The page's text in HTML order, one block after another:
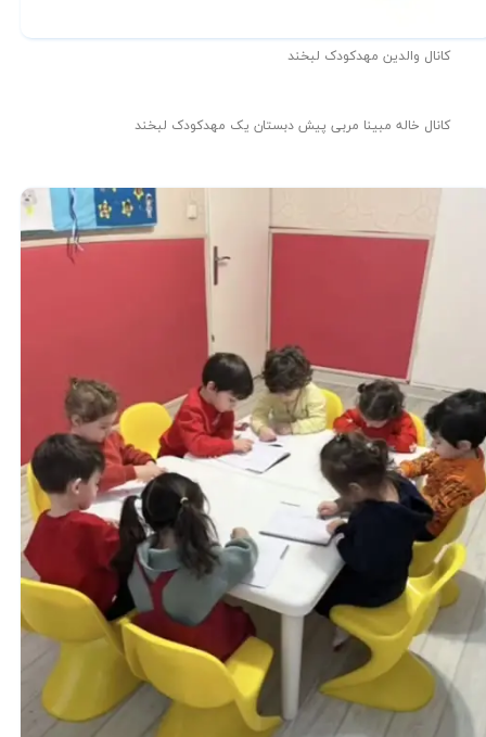
کانال والدین مهدکودک لبخند
کانال خاله مبینا مربی پیش دبستان یک مهدکودک لبخند